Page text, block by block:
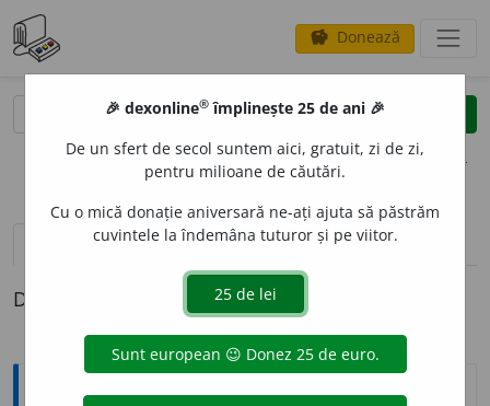
savings Donează
clear
opțiuni
definiții (1) pronunțievolume_up (11)
Definiția cu ID-ul 328574:
Explicative DEX
🎉 dexonline® împlinește 25 de ani 🎉
De un sfert de secol suntem aici, gratuit, zi de zi,
pentru milioane de căutări.
Cu o mică donație aniversară ne-ați ajuta să păstrăm
cuvintele la îndemâna tuturor și pe viitor.